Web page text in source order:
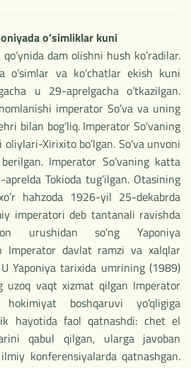
o’simliklar kuni
dam olishni hush ko’radilar.
o’simlar va ko’chatlar ekish kuni
u 29-aprelgacha o’tkazilgan.
imperator So’va va uning
bilan bog’liq. Imperator So’vaning
Xirixito bo’lgan. So’va unvoni
Imperator So’vaning katta
Tokioda tug’ilgan. Otasining
hahzoda 1926-yil 25-dekabrda
imperatori deb tantanali ravishda
urushidan so’ng Yaponiya
Imperator davlat ramzi va xalqlar
Yaponiya tarixida umrining (1989)
uzoq vaqt xizmat qilgan Imperator
boshqaruvi yo’qligiga
hayotida faol qatnashdi: chet el
qabul qilgan, ularga javoban
konferensiyalarda qatnashgan.